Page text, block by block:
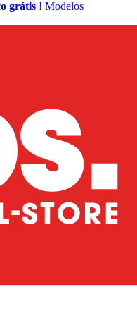
grátis ! Modelos